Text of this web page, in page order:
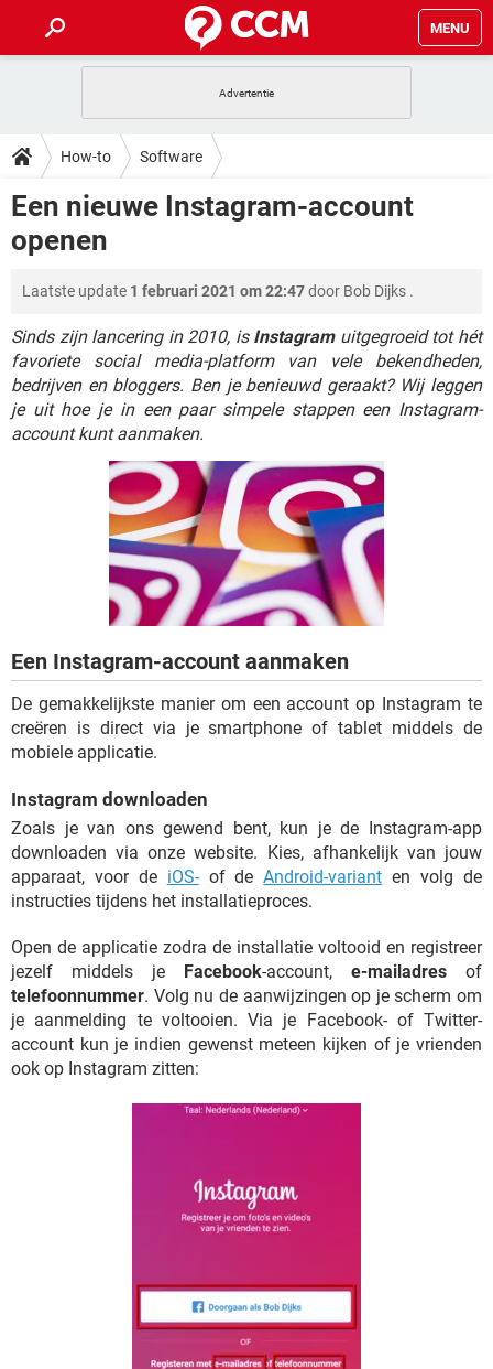
MENU
INSTAGRAM
NETFLIX CORONAVIRUS
GRATIS
HOW-TO
VIDEOBELLEN
INSTAGRAM WINDOWS 10
NETFLIX
GRATIS SNAPCHAT
TIKTOK
DOWNLOADS
VIDEOBELLEN
GRATIS SNAPCHAT
TIKTOK
FORUM
VIDEOBELLEN GAMES
INSTAGRAM WINDOWS 10
NETFLIX CORONAVIRUS
GRATIS SNAPCHAT
TIKTOK
VIDEOBELLEN GAMES
INSTAGRAM WINDOWS 10
NETFLIX
SNAPCHAT
How-to Software
Een nieuwe Instagram-account
openen
Laatste update 1 februari 2021 om 22:47door Bob Dijks .
Sinds zijn lancering in 2010, is Instagramuitgegroeid tot hét
favoriete social media-platform van vele bekendheden,
bedrijven en bloggers. Ben je benieuwd geraakt? Wij leggen
je uit hoe je in een paar simpele stappen een Instagram-
account kunt aanmaken.
Een Instagram-account aanmaken
De gemakkelijkste manier om een account op Instagram te
creëren is direct via je smartphone of tablet middels de
mobiele applicatie.
Instagram downloaden
Zoals je van ons gewend bent, kun je de Instagram-app
downloaden via onze website. Kies, afhankelijk van jouw
apparaat, voor de iOS-of deAndroid-variant en volg de
instructies tijdens het installatieproces.
Open de applicatie zodra de installatie voltooid en registreer
jezelf middels je
Facebook-account, e-mailadres of
telefoonnummer. Volg nu de aanwijzingen op je scherm om
je aanmelding te voltooien. Via je Facebook- of Twitter-
account kun je indien gewenst meteen kijken of je vrienden
ook op Instagram zitten: